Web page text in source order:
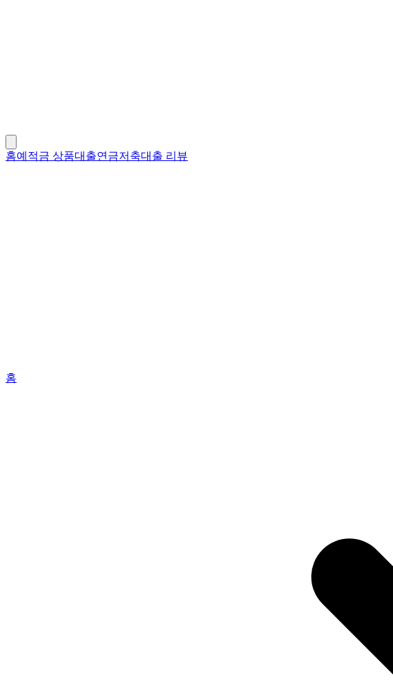
홈예적금 상품대출연금저축대출 리뷰
홈